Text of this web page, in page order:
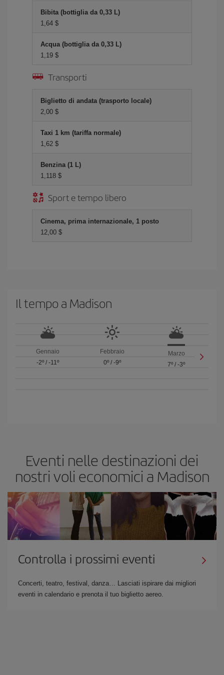
Bibita (bottiglia da 0,33 L)
1,64 $
Acqua (bottiglia da 0,33 L)
1,19 $
Transporti
Biglietto di andata (trasporto locale)
2,00 $
Taxi 1 km (tariffa normale)
1,62 $
Benzina (1 L)
1,118 $
Sport e tempo libero
Cinema, prima internazionale, 1 posto
12,00 $
Il tempo a Madison
Gennaio
-2º/ -11º
Febbraio
0º/ -9º
Marzo
7º /-3º
Eventi nelle destinazioni dei
nostri voli economici a Madison
Controlla i prossimi eventi
Concerti, teatro, festival, danza… Lasciati ispirare dai migliori
eventi in calendario e prenota il tuo biglietto aereo.